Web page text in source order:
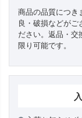
商品の品質につき
良・破損などがご
ださい。返品・交
限り可能です。